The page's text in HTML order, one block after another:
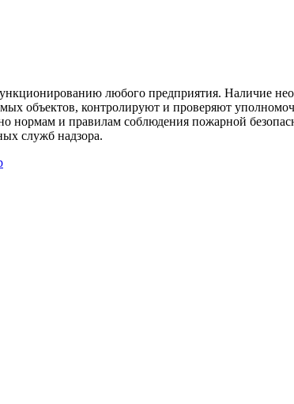
любого предприятия. Наличие
объектов, контролируют и проверяют
нормам и правилам соблюдения пожарной
служб надзора.